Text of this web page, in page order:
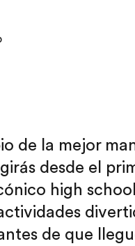
de la mejor
desde el
high
de que